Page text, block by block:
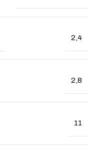
2,4
2,8
11